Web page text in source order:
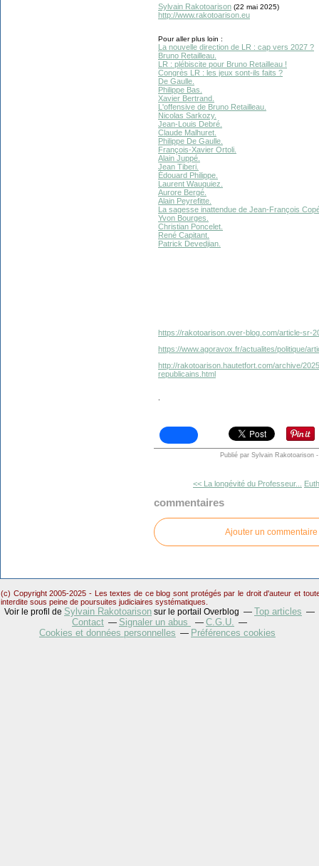
Sylvain Rakotoarison (22 mai 2025)
http://www.rakotoarison.eu
Pour aller plus loin :
La nouvelle direction de LR : cap vers 2027 ?
Bruno Retailleau.
LR : plébiscite pour Bruno Retailleau !
Congrès LR : les jeux sont-ils faits ?
De Gaulle.
Philippe Bas.
Xavier Bertrand.
L'offensive de Bruno Retailleau.
Nicolas Sarkozy.
Jean-Louis Debré.
Claude Malhuret.
Philippe De Gaulle.
François-Xavier Ortoli.
Alain Juppé.
Jean Tiberi.
Édouard Philippe.
Laurent Wauquiez.
Aurore Bergé.
Alain Peyrefitte.
La sagesse inattendue de Jean-François
Yvon Bourges.
Christian Poncelet.
René Capitant.
Patrick Devedjian.
https://rakotoarison.over-blog.com/article-sr-
https://www.agoravox.fr/actualites/politique/
http://rakotoarison.hautetfort.com/archive/
republicains.html
Publié par Sylvain Rakotoarison -
<< La longévité du Professeur...
commentaires
Ajouter un commentaire
(c) Copyright 2005-2025 - Les textes de ce blog sont protégés par le droit d'auteur et
interdite sous peine de poursuites judiciaires systématiques.
Voir le profil de Sylvain Rakotoarison sur le portail Overblog
Top articles
Contact
Signaler un abus
C.G.U.
Cookies et données personnelles
Préférences cookies